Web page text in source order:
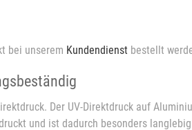
bei unserem Kundendienst bestellt
Der UV-Direktdruck auf
und ist dadurch besonders